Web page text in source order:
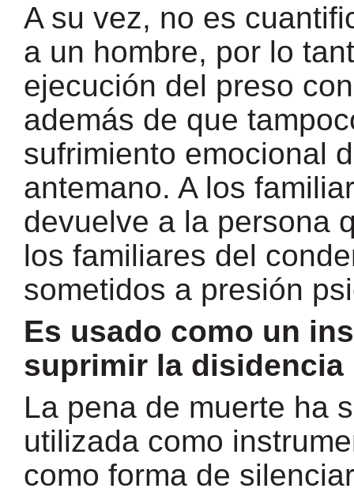
A su vez, no es
a un hombre, por lo
ejecución del preso
además de que
sufrimiento emocional
antemano. A los
devuelve a la persona
los familiares del
sometidos a presión
Es usado como un
suprimir la disidencia
La pena de muerte ha
utilizada como
como forma de